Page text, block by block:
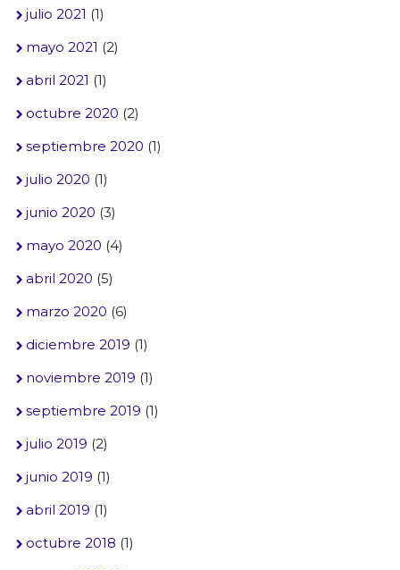
julio 2021 (1)
mayo 2021 (2)
abril 2021 (1)
octubre 2020 (2)
septiembre 2020 (1)
julio 2020 (1)
junio 2020 (3)
mayo 2020 (4)
abril 2020 (5)
marzo 2020 (6)
diciembre 2019 (1)
noviembre 2019 (1)
septiembre 2019 (1)
julio 2019 (2)
junio 2019 (1)
abril 2019 (1)
octubre 2018 (1)